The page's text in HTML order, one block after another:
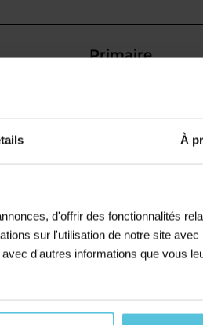
À
d'offrir des fonctionnalités
sur l'utilisation de notre site
d'autres informations que vous
Primaire